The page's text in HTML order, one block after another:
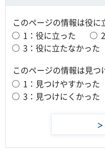
このページの情報は役に
1：役に立った
3：役に立たなかった
このページの情報は見つ
1：見つけやすかった
3：見つけにくかった